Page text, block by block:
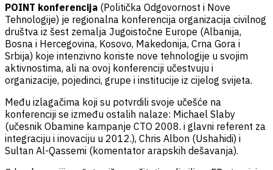
POINT konferencija (Politička Odgovornost i Nove
Tehnologije) je regionalna konferencija organizacija civilnog
društva iz šest zemalja Jugoistočne Europe (Albanija,
Bosna i Hercegovina, Kosovo, Makedonija, Crna Gora i
Srbija) koje intenzivno koriste nove tehnologije u svojim
aktivnostima, ali na ovoj konferenciji učestvuju i
organizacije, pojedinci, grupe i institucije iz cijelog svijeta.
Među izlagačima koji su potvrdili svoje učešće na
konferenciji se između ostalih nalaze: Michael Slaby
(učesnik Obamine kampanje CTO 2008. i glavni referent za
integraciju i inovaciju u 2012.), Chris Albon (Ushahidi) i
Sultan Al-Qassemi (komentator arapskih dešavanja).